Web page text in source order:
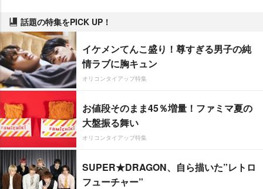
話題の特集をPICK UP！
イケメンてんこ盛り！尊すぎる男子の純
情ラブに胸キュン
オリコンタイアップ特集
お値段そのまま45％増量！ファミマ夏の
大盤振る舞い
オリコンタイアップ特集
SUPER★DRAGON、自ら描いた”レトロ
フューチャー”